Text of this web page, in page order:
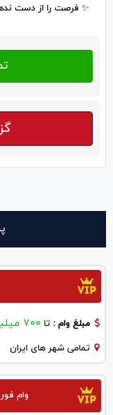
✨ فرصت را از دست
مبلغ وام : تا 700 میلیون
تمامی شهر های ایران
وام